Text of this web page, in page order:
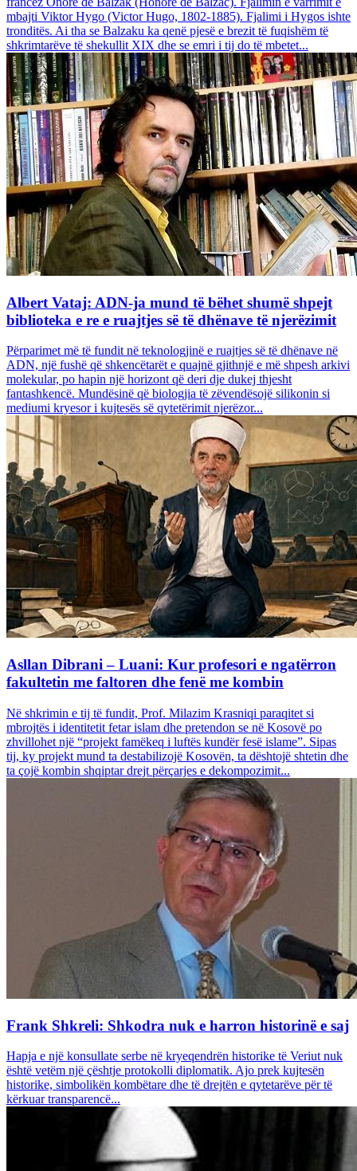
mbajti Viktor Hygo (Victor Hugo, 1802-1885). Fjalimi i Hygos ishte
tronditës. Ai tha se Balzaku ka qenë pjesë e brezit të fuqishëm të
shkrimtarëve të shekullit XIX dhe se emri i tij do të mbetet...
Albert Vataj: ADN-ja mund të bëhet shumë shpejt
biblioteka e re e ruajtjes së të dhënave të njerëzimit
Përparimet më të fundit në teknologjinë e ruajtjes së të dhënave në
ADN, një fushë që shkencëtarët e quajnë gjithnjë e më shpesh arkivi
molekular, po hapin një horizont që deri dje dukej thjesht
fantashkencë. Mundësinë që biologjia të zëvendësojë silikonin si
mediumi kryesor i kujtesës së qytetërimit njerëzor...
Asllan Dibrani – Luani: Kur profesori e ngatërron
fakultetin me faltoren dhe fenë me kombin
Në shkrimin e tij të fundit, Prof. Milazim Krasniqi paraqitet si
mbrojtës i identitetit fetar islam dhe pretendon se në Kosovë po
zhvillohet një “projekt famëkeq i luftës kundër fesë islame”. Sipas
tij, ky projekt mund ta destabilizojë Kosovën, ta dështojë shtetin dhe
ta çojë kombin shqiptar drejt përçarjes e dekompozimit...
Frank Shkreli: Shkodra nuk e harron historinë e saj
Hapja e një konsullate serbe në kryeqendrën historike të Veriut nuk
është vetëm një çështje protokolli diplomatik. Ajo prek kujtesën
historike, simbolikën kombëtare dhe të drejtën e qytetarëve për të
kërkuar transparencë...